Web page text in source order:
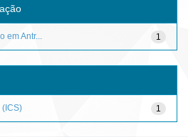
1
Antr...
1
(ICS)